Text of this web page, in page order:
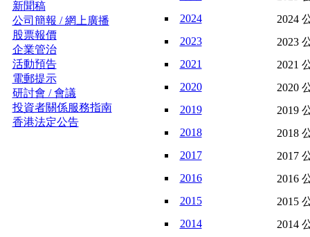
新聞稿
公司簡報 / 網上廣播
股票報價
企業管治
活動預告
電郵提示
研討會 / 會議
投資者關係服務指南
香港法定公告
2024
2024
2023
2023
2021
2021
2020
2020
2019
2019
2018
2018
2017
2017
2016
2016
2015
2015
2014
2014